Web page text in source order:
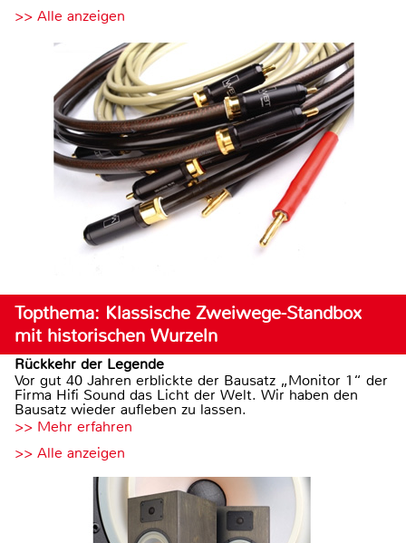
>> Alle anzeigen
Topthema: Klassische Zweiwege-Standbox
mit historischen Wurzeln
Rückkehr der Legende
Vor gut 40 Jahren erblickte der Bausatz „Monitor 1“ der
Firma Hifi Sound das Licht der Welt. Wir haben den
Bausatz wieder aufleben zu lassen.
>> Mehr erfahren
>> Alle anzeigen